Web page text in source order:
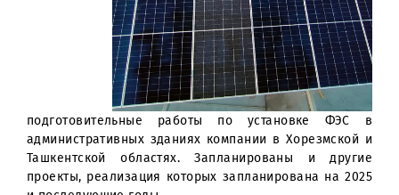
жизненно важного для всех сфер источника